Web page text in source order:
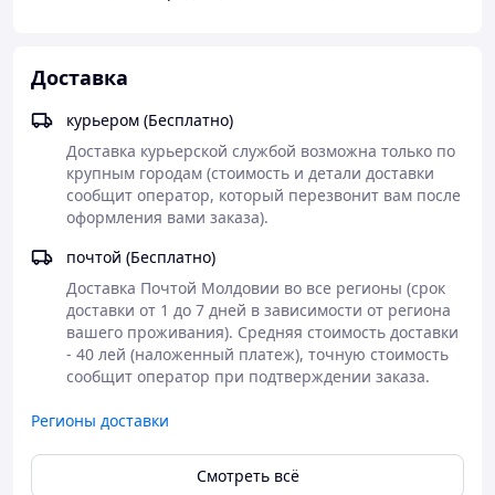
Остеохондроз.
Посттравматические проблемы.
Не следует откладывать лечебный курс – пояс Сила
Турмалина вовремя остановит осложнения, которые
могут проявиться при бездействии. Среди угрожающих
последствий можно назвать ограничение подвижности
и полное разрушение суставов, переход заболевания в
хроническую форму, усиление болей и прочие
неприятности.
Как работает средство?
Полезность аксессуара исходит не от химических
ингредиентов, бьющих по ЖКТ, почкам и иным
органам. За улучшение состояния отвечает турмалин –
возможностями. От камня исходит особое излучение,
самым благоприятным образом. Давайте рассмотрим
действие турмалинового пояса Сила Турмалина:
Доставка
курьером (Бесплатно)
Доставка курьерской службой возможна только по
крупным городам (стоимость и детали доставки
сообщит оператор, который перезвонит вам после
оформления вами заказа).
почтой (Бесплатно)
Доставка Почтой Молдовии во все регионы (срок
доставки от 1 до 7 дней в зависимости от региона
вашего проживания). Средняя стоимость доставки
- 40 лей (наложенный платеж), точную стоимость
сообщит оператор при подтверждении заказа.
Регионы доставки
Смотреть всё